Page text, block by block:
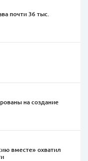
почти 36 тыс.
на создание
вместе» охватил